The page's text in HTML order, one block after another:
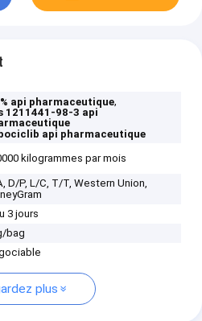
api pharmaceutique,
1211441-98-3 api
api pharmaceutique
kilogrammes par mois
D/P, L/C, T/T, Western Union,
3 jours
bag
plus